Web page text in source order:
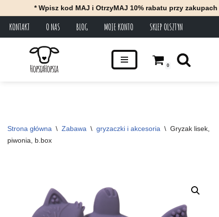
* Wpisz kod MAJ i OtrzyMAJ 10% rabatu przy zakupach
KONTAKT O NAS BLOG MOJE KONTO SKLEP OLSZTYN
0
Strona główna \ Zabawa \ gryzaczki i akcesoria \ Gryzak lisek,
piwonia, b.box